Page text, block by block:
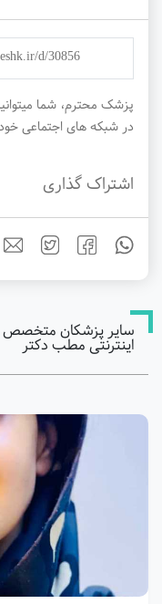
d/30856
پزشک محترم، شما
در شبکه های اجتماعی خود
اشتراک گذاری
سایر پزشکان متخصص
اینترنتی مطب دکتر